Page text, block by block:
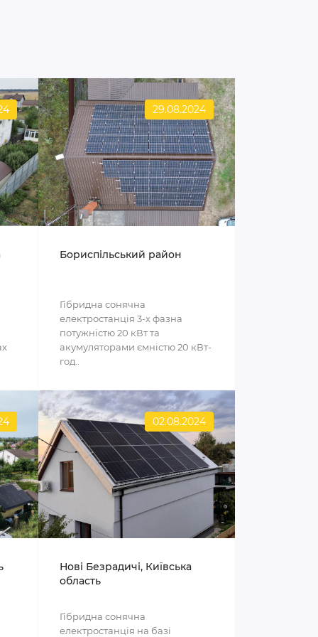
29.08.2024
Бориспільський район
Гібридна сонячна
електростанція 3-х фазна
потужністю 20 кВт та
акумуляторами ємністю 20 кВт-
год..
02.08.2024
Нові Безрадичі, Київська
область
Гібридна сонячна
електростанція на базі